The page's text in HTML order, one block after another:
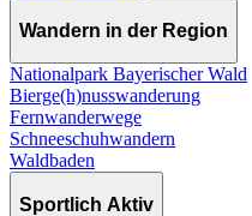
Wandern in der Region
Nationalpark Bayerischer Wald
Bierge(h)nusswanderung
Fernwanderwege
Schneeschuhwandern
Waldbaden
Sportlich Aktiv